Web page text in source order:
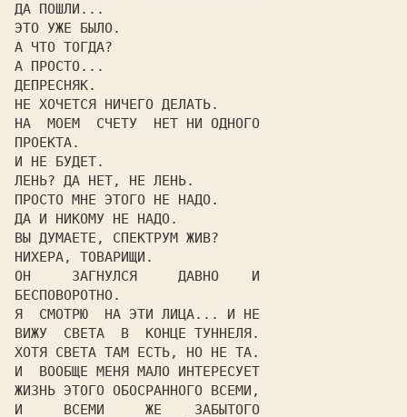
ДА ПОШЛИ...
ЭТО УЖЕ БЫЛО.
А ЧТО ТОГДА?
А ПРОСТО...
ДЕПРЕСНЯК.
НЕ ХОЧЕТСЯ НИЧЕГО ДЕЛАТЬ.
НА  МОЕМ  СЧЕТУ  НЕТ НИ ОДНОГО
ПРОЕКТА.
И НЕ БУДЕТ.
ЛЕНЬ? ДА НЕТ, НЕ ЛЕНЬ.
ПРОСТО МНЕ ЭТОГО НЕ НАДО.
ДА И НИКОМУ НЕ НАДО.
ВЫ ДУМАЕТЕ, СПЕКТРУМ ЖИВ?
НИХЕРА, ТОВАРИЩИ.
ОН     ЗАГНУЛСЯ     ДАВНО    И
БЕСПОВОРОТНО.
Я  СМОТРЮ  НА ЭТИ ЛИЦА... И НЕ
ВИЖУ  СВЕТА  В  КОНЦЕ ТУННЕЛЯ.
ХОТЯ СВЕТА ТАМ ЕСТЬ, НО НЕ ТА.
И  ВООБЩЕ МЕНЯ МАЛО ИНТЕРЕСУЕТ
ЖИЗНЬ ЭТОГО ОБОСРАННОГО ВСЕМИ,
И     ВСЕМИ     ЖЕ    ЗАБЫТОГО